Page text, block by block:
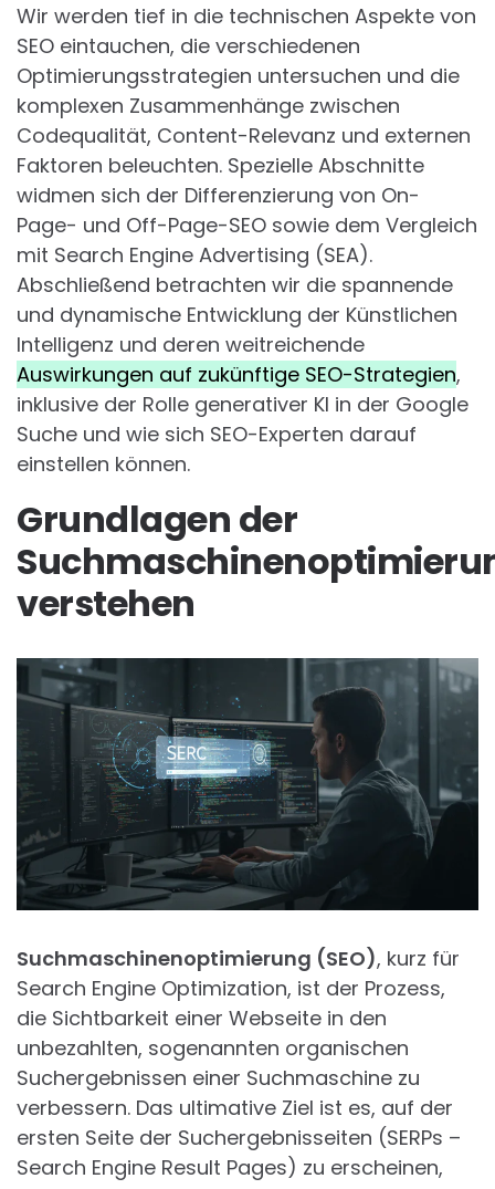
Wir werden tief in die technischen Aspekte von
SEO eintauchen, die verschiedenen
Optimierungsstrategien untersuchen und die
komplexen Zusammenhänge zwischen
Codequalität, Content-Relevanz und externen
Faktoren beleuchten. Spezielle Abschnitte
widmen sich der Differenzierung von On-
Page- und Off-Page-SEO sowie dem Vergleich
mit Search Engine Advertising (SEA).
Abschließend betrachten wir die spannende
und dynamische Entwicklung der Künstlichen
Intelligenz und deren weitreichende
Auswirkungen auf zukünftige SEO-Strategien,
inklusive der Rolle generativer KI in der Google
Suche und wie sich SEO-Experten darauf
einstellen können.
Grundlagen der
verstehen
Suchmaschinenoptimierung (SEO), kurz für
Search Engine Optimization, ist der Prozess,
die Sichtbarkeit einer Webseite in den
unbezahlten, sogenannten organischen
Suchergebnissen einer Suchmaschine zu
verbessern. Das ultimative Ziel ist es, auf der
ersten Seite der Suchergebnisseiten (SERPs –
Search Engine Result Pages) zu erscheinen,